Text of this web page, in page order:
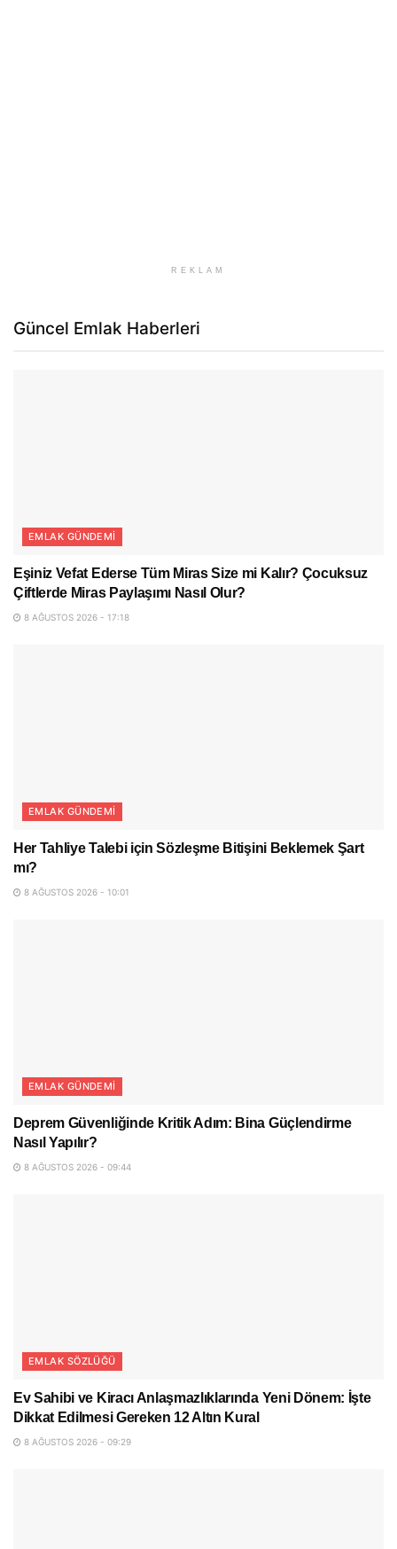
REKLAM
Güncel Emlak Haberleri
EMLAK GÜNDEMI
Eşiniz Vefat Ederse Tüm Miras Size mi Kalır? Çocuksuz
Çiftlerde Miras Paylaşımı Nasıl Olur?
8 AĞUSTOS 2026 - 17:18
EMLAK GÜNDEMI
Her Tahliye Talebi için Sözleşme Bitişini Beklemek Şart
mı?
8 AĞUSTOS 2026 - 10:01
EMLAK GÜNDEMI
Deprem Güvenliğinde Kritik Adım: Bina Güçlendirme
Nasıl Yapılır?
8 AĞUSTOS 2026 - 09:44
EMLAK SÖZLÜĞÜ
Ev Sahibi ve Kiracı Anlaşmazlıklarında Yeni Dönem: İşte
Dikkat Edilmesi Gereken 12 Altın Kural
8 AĞUSTOS 2026 - 09:29